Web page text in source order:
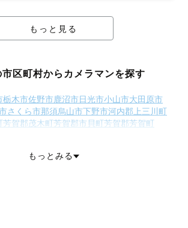
もっと見る
区町村からカメラマンを探す
栃木市佐野市鹿沼市日光市小山市大田原市
さくら市那須烏山市下野市河内郡上三川町
芳賀郡茂木町芳賀郡市貝町芳賀郡芳賀町
もっとみる